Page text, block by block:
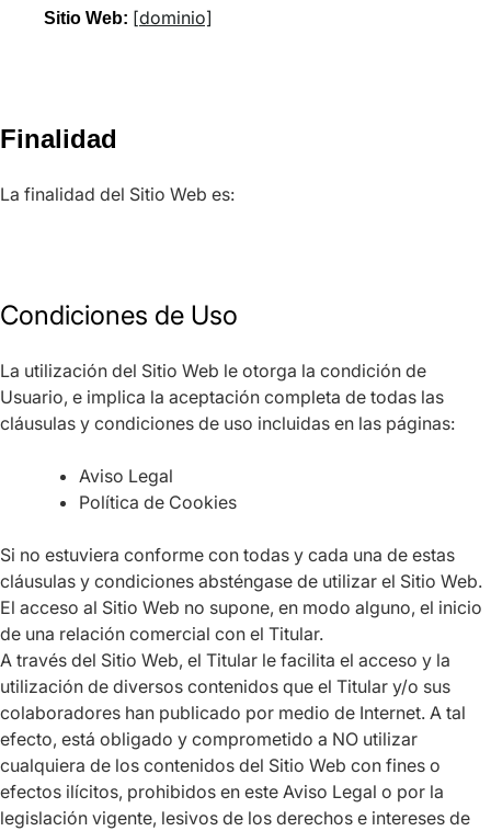
Sitio Web: [dominio]
Finalidad
La finalidad del Sitio Web es:
Condiciones de Uso
La utilización del Sitio Web le otorga la condición de
Usuario, e implica la aceptación completa de todas las
cláusulas y condiciones de uso incluidas en las páginas:
Aviso Legal
Política de Cookies
Si no estuviera conforme con todas y cada una de estas
cláusulas y condiciones absténgase de utilizar el Sitio Web.
El acceso al Sitio Web no supone, en modo alguno, el inicio
de una relación comercial con el Titular.
A través del Sitio Web, el Titular le facilita el acceso y la
utilización de diversos contenidos que el Titular y/o sus
colaboradores han publicado por medio de Internet. A tal
efecto, está obligado y comprometido a NO utilizar
cualquiera de los contenidos del Sitio Web con fines o
efectos ilícitos, prohibidos en este Aviso Legal o por la
legislación vigente, lesivos de los derechos e intereses de